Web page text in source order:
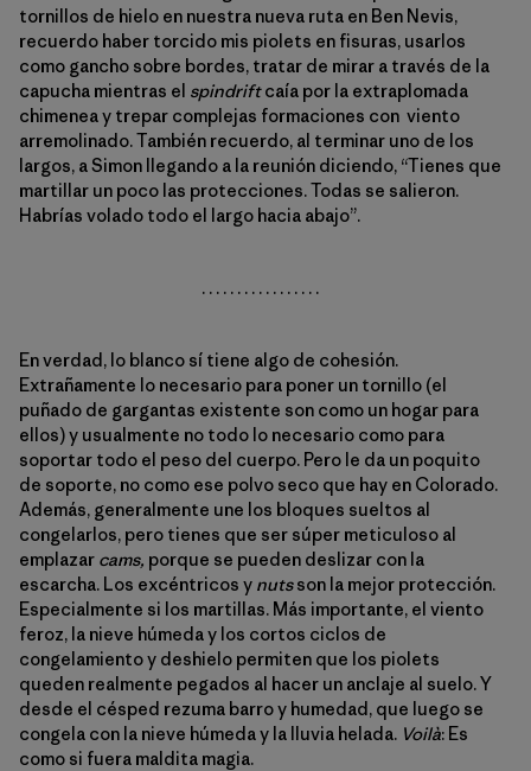
tornillos de hielo en nuestra nueva ruta en Ben Nevis,
recuerdo haber torcido mis piolets en fisuras, usarlos
como gancho sobre bordes, tratar de mirar a través de la
capucha mientras el spindriftcaía por la extraplomada
chimenea y trepar complejas formaciones con viento
arremolinado. También recuerdo, al terminar uno de los
largos, a Simon llegando a la reunión diciendo, “Tienes que
martillar un poco las protecciones. Todas se salieron.
Habrías volado todo el largo hacia abajo”.
. . . . . . . . . . . . . . . . .
En verdad, lo blanco sí tiene algo de cohesión.
Extrañamente lo necesario para poner un tornillo (el
puñado de gargantas existente son como un hogar para
ellos) y usualmente no todo lo necesario como para
soportar todo el peso del cuerpo. Pero le da un poquito
de soporte, no como ese polvo seco que hay en Colorado.
Además, generalmente une los bloques sueltos al
congelarlos, pero tienes que ser súper meticuloso al
emplazar cams, porque se pueden deslizar con la
escarcha. Los excéntricos y nutsson la mejor protección.
Especialmente si los martillas. Más importante, el viento
feroz, la nieve húmeda y los cortos ciclos de
congelamiento y deshielo permiten que los piolets
queden realmente pegados al hacer un anclaje al suelo. Y
desde el césped rezuma barro y humedad, que luego se
congela con la nieve húmeda y la lluvia helada. Voilà: Es
como si fuera maldita magia.